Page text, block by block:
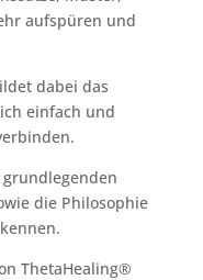
aufspüren und
dabei das
einfach und
die Philosophie
ThetaHealing®